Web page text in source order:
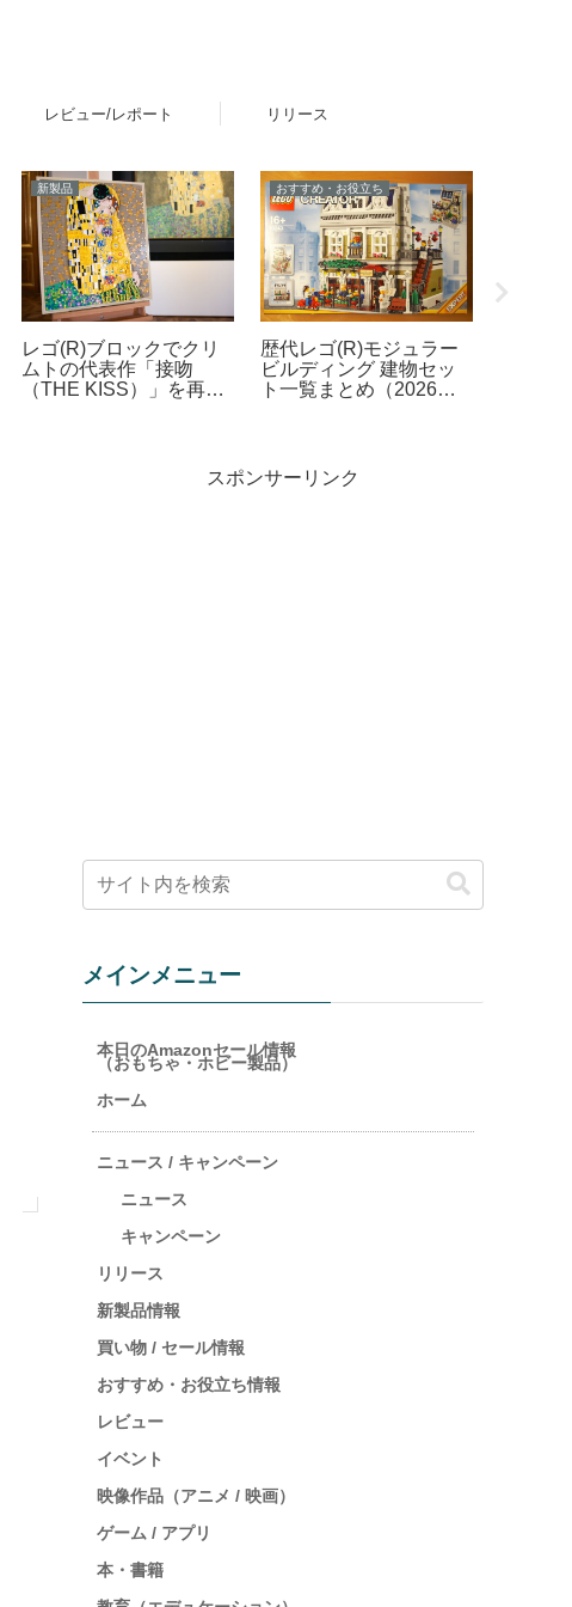
レビュー/レポート リリース
新製品
レゴ(R)ブロックでクリ
ムトの代表作「接吻
（THE KISS）」を再
おすすめ・お役立ち
歴代レゴ(R)モジュラー
ビルディング 建物セッ
ト一覧まとめ（2026年
スポンサーリンク
メインメニュー
本日のAmazonセール情報
（おもちゃ・ホビー製品）
ホーム
ニュース / キャンペーン
ニュース
キャンペーン
リリース
新製品情報
買い物 / セール情報
おすすめ・お役立ち情報
レビュー
イベント
映像作品（アニメ / 映画）
ゲーム / アプリ
本・書籍